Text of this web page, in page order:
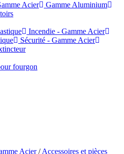
Acier
Gamme Aluminium
Incendie - Gamme Acier
Sécurité - Gamme Acier
fourgon
Acier/Accessoires et pièces